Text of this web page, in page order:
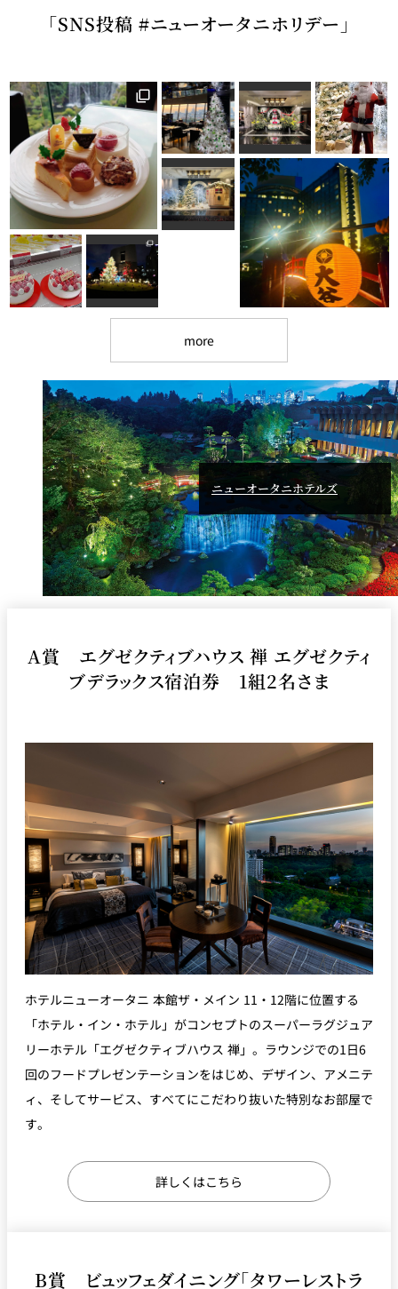
バー カプリ
タワー・カフ
ェ SKY BAR
KATO'S DINING
& BAR
ィックス 東京
ボートハウス
バー
RANSEN はな
れ
ルームサービス
ルームサービ
ス
「SNS投稿 #ニューオータニホリデー」
more
ニューオータニホテルズ
A賞 エグゼクティブハウス 禅 エグゼクティ
ブデラックス宿泊券 1組2名さま
ホテルニューオータニ 本館ザ・メイン 11・12階に位置する
「ホテル・イン・ホテル」がコンセプトのスーパーラグジュア
リーホテル「エグゼクティブハウス 禅」。ラウンジでの1日6
回のフードプレゼンテーションをはじめ、デザイン、アメニテ
ィ、そしてサービス、すべてにこだわり抜いた特別なお部屋で
す。
詳しくはこちら
B賞 ビュッフェダイニング「タワーレストラ